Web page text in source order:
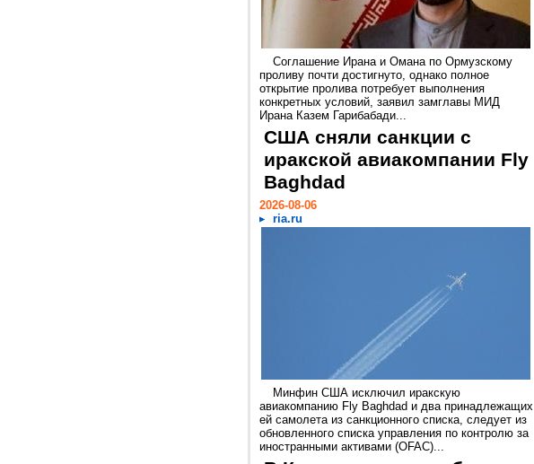
Соглашение Ирана и Омана по Ормузскому
проливу почти достигнуто, однако полное
открытие пролива потребует выполнения
конкретных условий, заявил замглавы МИД
Ирана Казем Гарибабади...
США сняли санкции с
иракской авиакомпании Fly
Baghdad
2026-08-06
ria.ru
Минфин США исключил иракскую
авиакомпанию Fly Baghdad и два принадлежащих
ей самолета из санкционного списка, следует из
обновленного списка управления по контролю за
иностранными активами (OFAC)...